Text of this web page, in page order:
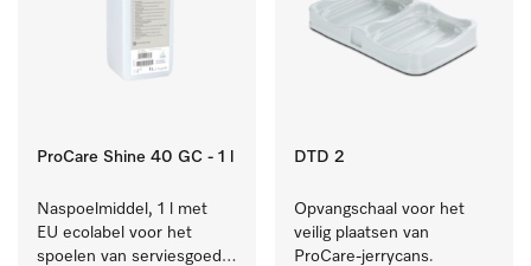
ProCare Shine 40 GC - 1 l
Naspoelmiddel, 1 l met
EU ecolabel voor het
spoelen van serviesgoed,
DTD 2
Opvangschaal voor het
veilig plaatsen van
ProCare-jerrycans.